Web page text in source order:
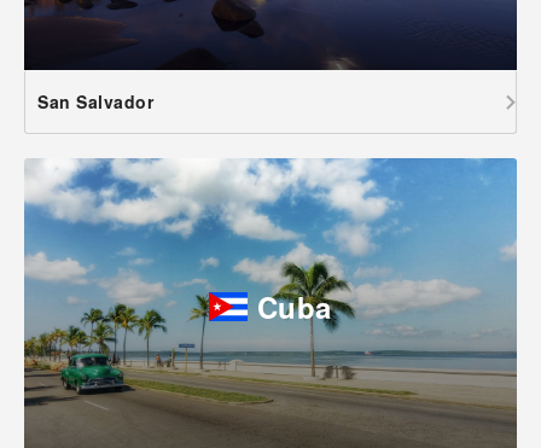
San Salvador
Cuba